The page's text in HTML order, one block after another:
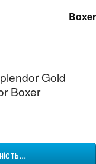
Boxer
Gold
Boxer